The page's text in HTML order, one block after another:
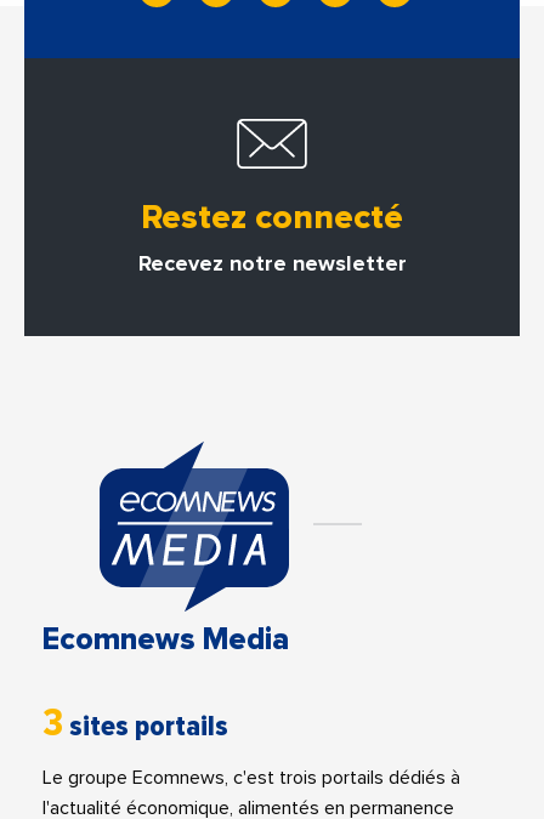
Restez connecté
Recevez notre newsletter
Ecomnews Media
3 sites portails
Le groupe Ecomnews, c'est trois portails dédiés à
l'actualité économique, alimentés en permanence